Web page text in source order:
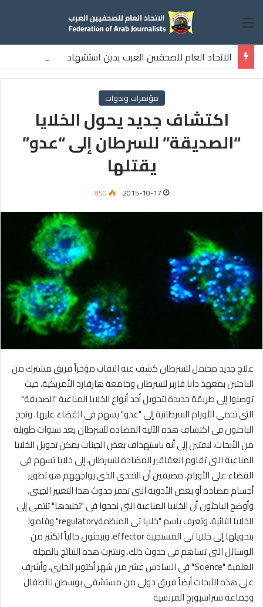
القائمة
الاتحاد العام للصحفيين العرب يدين استشهاد
ثلاثة صحفيين فلسطينيين باستهداف إسرائيلي وسط قطاع غزة
مؤتمرات وندوات
اكتشاف جديد يحول الخلايا
“الصديقة” للسرطان إلى “عدو”
يقتلها
2015-10-17
850
علاج جديد محتمل للسرطان كشف عنه النقاب مؤخراً فريق مشترك من
الباحثين بمعهد دانا فاربر للسرطان وجامعة هارفارد الأمريكية، حيث
توصلوا إلى طريقة جديدة لتحويل أحد أنواع الخلايا المناعية "الصديقة"
التى تحمى الأورام السرطانية إلى "عدو" يسهم فى القضاء عليها. ونجح
الباحثون فى اكتشاف هذه الآلية المضادة للسرطان بعد سنوات طويلة
من الأبحاث، لافتين إلى أنه باستهداف بعض الجينات يمكن تحويل الخلايا
المناعية التى تقاوم العقاقير المضادة للسرطان، إلى خلايا تسهم فى
القضاء على الأورام، مضيفين أن التحدى الذى يواجههم هو تطوير
أجسام مضادة أو بعض الأدوية التى تحفز حدوث هذا التغيير الجينى.
وأوضح الباحثون أن الخلايا المناعية التى نجحوا فى "تجنيدها" تنتمى إلى
الخلايا التائية، وتعرف باسم "خلايا تى المنظمةregulatory" وقاموا
بتحويلها إلى خلايا تى المستجيبة effector، ويبحثون حالياً الكثير من
الوسائل التى تساهم فى حدوث ذلك. ونشرت هذه النتائج بالمجلة
العلمية "Science" فى السادس عشر من شهر أكتوبر الجارى، وأشرف
على هذه الأبحاث أيضاً فريق دولى من مستشفى بوسطن للأطفال
وجماعة ستراسبورج الفرنسية